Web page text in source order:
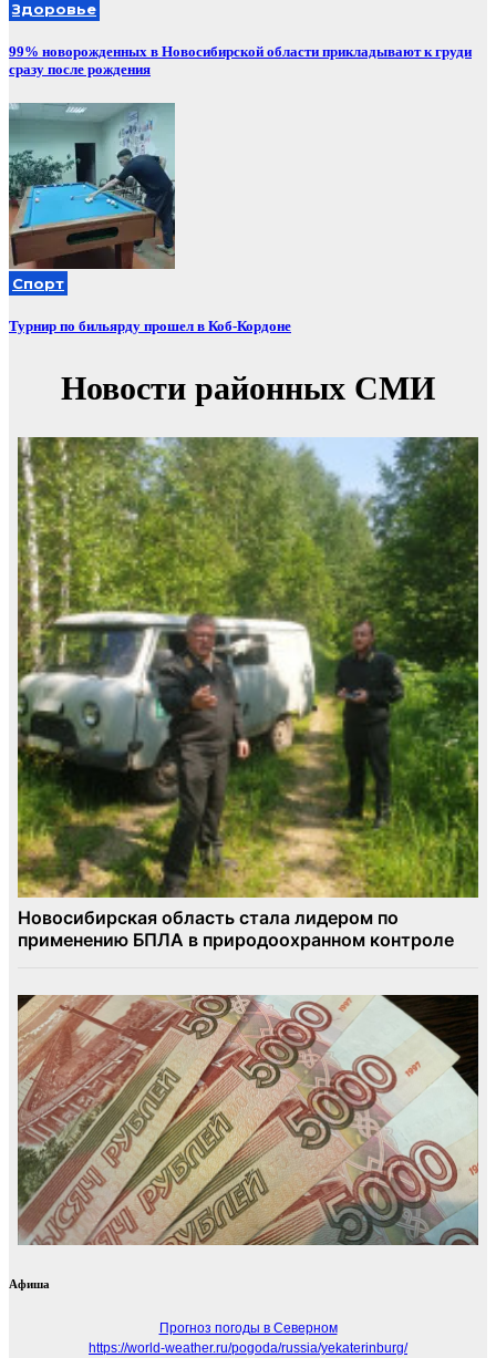
Здоровье
99% новорожденных в Новосибирской области прикладывают к груди
сразу после рождения
Спорт
Турнир по бильярду прошел в Коб-Кордоне
Афиша
Прогноз погоды в Северном
https://world-weather.ru/pogoda/russia/yekaterinburg/